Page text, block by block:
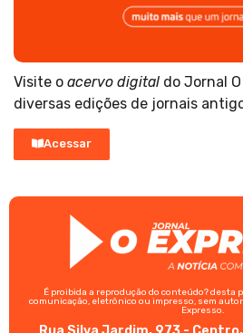
Visite o acervo digital do Jornal
diversas edições de jornais
Acessar
É proibida a reprodução do conteúdo? desta
comunicação, eletrônico ou impresso, sem
Expresso.